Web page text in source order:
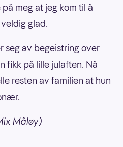
meg at jeg kom til å
glad.
seg av begeistring over
fikk på lille julaften. Nå
resten av familien at hun
Måløy)